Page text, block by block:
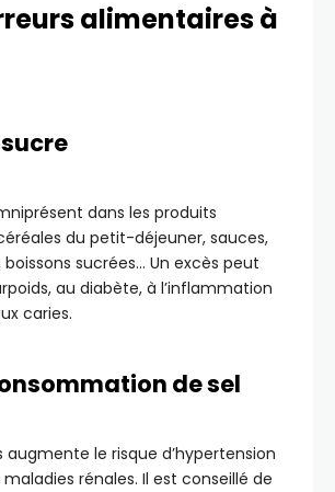
alimentaires à
sucre
dans les produits
du petit-déjeuner, sauces,
sucrées… Un excès peut
au diabète, à l’inflammation
caries.
de sel
augmente le risque d’hypertension
rénales. Il est conseillé de